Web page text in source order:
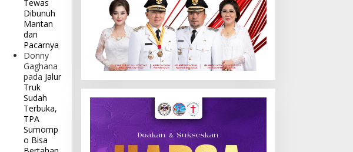
Tewas
Dibunuh
Mantan
dari
Pacarnya
Donny
Gaghana
pada Jalur
Truk
Sudah
Terbuka,
TPA
Sumomp
o Bisa